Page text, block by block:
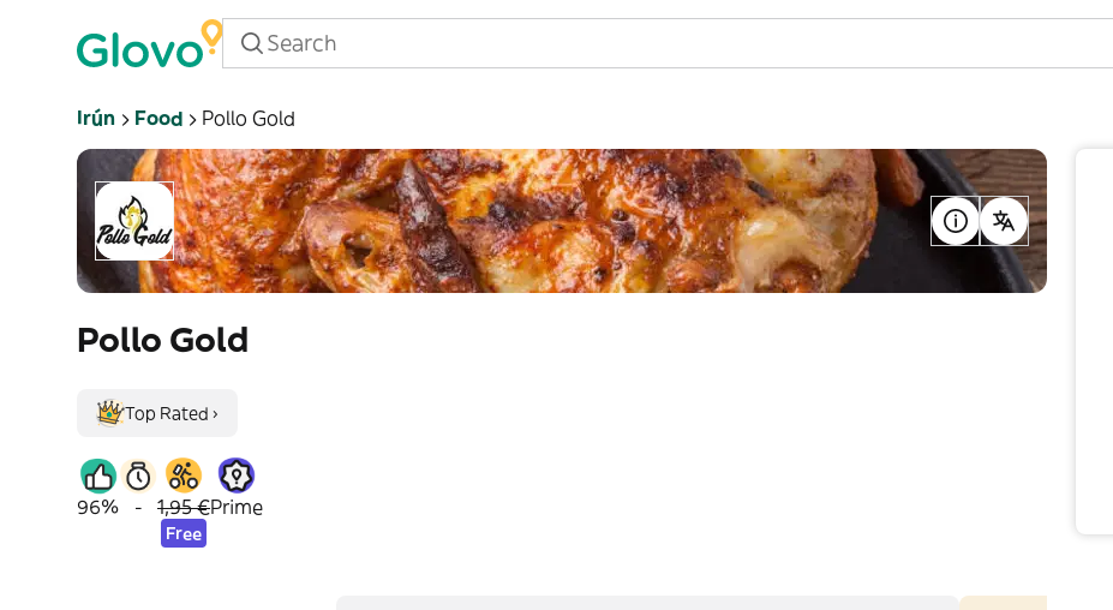
Irún Food Pollo Gold
Pollo Gold
Top Rated ›
96% - 1,95 €
Free
Prime